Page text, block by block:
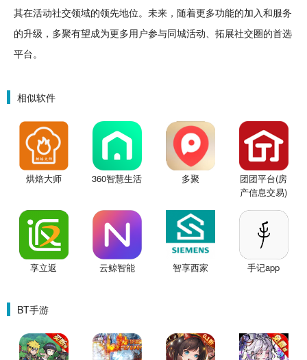
其在活动社交领域的领先地位。 未来 ，随着更多功能的加入和服务
的升级 ，多聚有望成为更多用户参与同城活动、拓展社交圈的首选
平台。
相似软件
烘焙大师 360智慧生活 多聚
团团平台(房
产信息交易)
享立返 云鲸智能 智享西家 手记app
BT手游